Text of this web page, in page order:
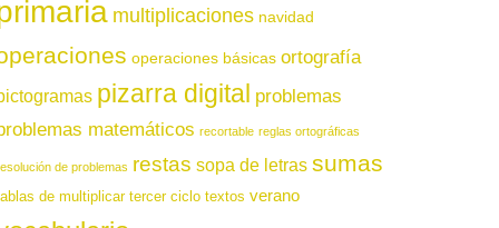
multiplicaciones navidad
operaciones básicas ortografía
pizarra digital problemas
matemáticos recortable reglas ortográficas
de problemas restas sopa de letras sumas
de multiplicar tercer ciclo textos verano